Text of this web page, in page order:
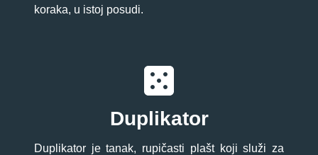
koraka, u istoj posudi.
Duplikator
Duplikator je tanak, rupičasti plašt koji služi za